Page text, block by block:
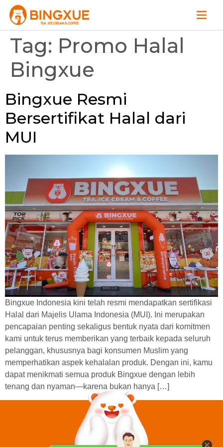
Tag: Promo Halal
Bingxue
Bingxue Resmi
Bersertifikat Halal dari
MUI
Bingxue Indonesia kini telah resmi mendapatkan sertifikasi
Halal dari Majelis Ulama Indonesia (MUI). Ini merupakan
pencapaian penting sekaligus bentuk nyata dari komitmen
kami untuk terus memberikan yang terbaik kepada seluruh
pelanggan, khususnya bagi konsumen Muslim yang
memperhatikan aspek kehalalan produk. Dengan ini, kamu
dapat menikmati semua produk Bingxue dengan lebih
tenang dan nyaman—karena bukan hanya […]